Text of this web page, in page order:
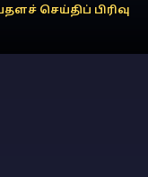
செய்திப் பிரிவு